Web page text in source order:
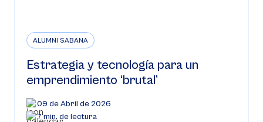
ALUMNI SABANA
Estrategia y tecnología para un
emprendimiento ‘brutal’
09 de Abril de 2026
7 min. de lectura